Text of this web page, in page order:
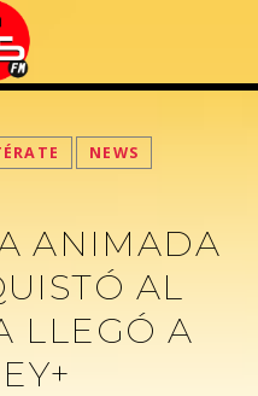
NEWS
ANIMADA
AL
LLEGÓ A